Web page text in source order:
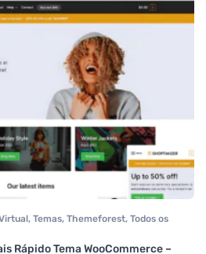
, Temas, Themeforest, Todos os
Rápido Tema WooCommerce –